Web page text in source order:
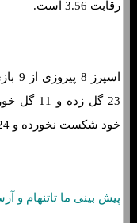
رقابت 3.56 است.
خود شکست نخورده و 24 گل در آن بازی ها به ثمر رسانده است.
پیش بینی ما تاتنهام و